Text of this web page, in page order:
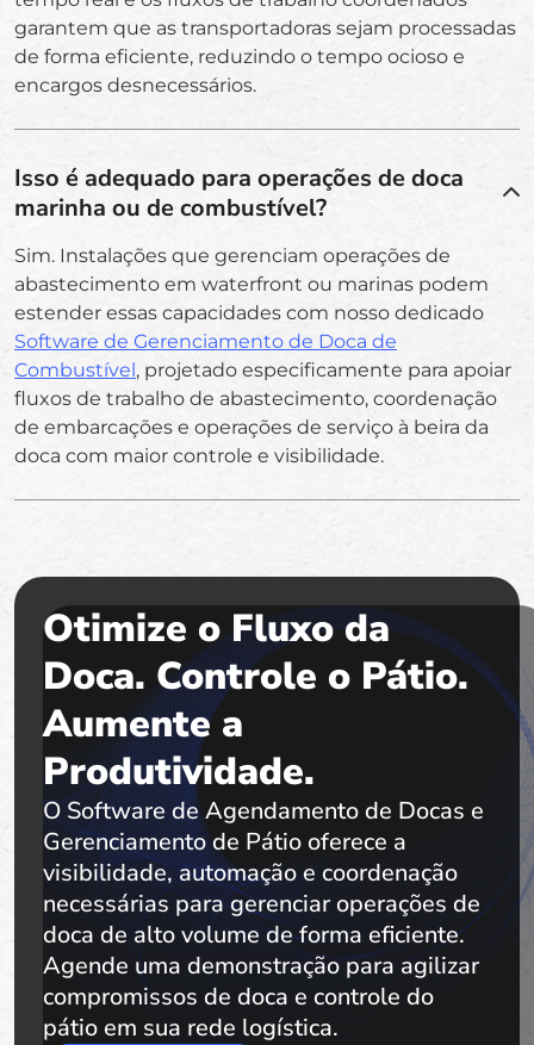
garantem que as transportadoras sejam processadas
de forma eficiente, reduzindo o tempo ocioso e
encargos desnecessários.
Isso é adequado para operações de doca
marinha ou de combustível?
Sim. Instalações que gerenciam operações de
abastecimento em waterfront ou marinas podem
estender essas capacidades com nosso dedicado
Software de Gerenciamento de Doca de
Combustível, projetado especificamente para apoiar
fluxos de trabalho de abastecimento, coordenação
de embarcações e operações de serviço à beira da
doca com maior controle e visibilidade.
Otimize o Fluxo da
Doca. Controle o Pátio.
Aumente a
Produtividade.
O Software de Agendamento de Docas e
Gerenciamento de Pátio oferece a
visibilidade, automação e coordenação
necessárias para gerenciar operações de
doca de alto volume de forma eficiente.
Agende uma demonstração para agilizar
compromissos de doca e controle do
pátio em sua rede logística.